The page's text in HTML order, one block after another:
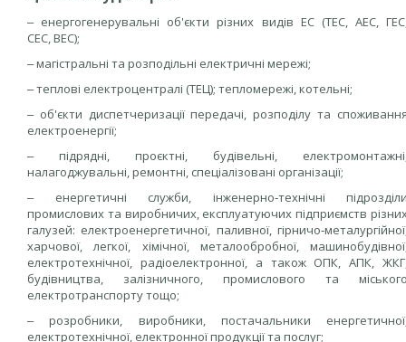
‒ енергогенерувальні об'єкти різних видів ЕС (ТЕС, АЕС,
СЕС, ВЕС);
‒ магістральні та розподільні електричні мережі;
‒ теплові електроцентралі (ТЕЦ); тепломережі, котельні;
‒ об'єкти диспетчеризації передачі, розподілу та
електроенергії;
‒ підрядні, проєктні, будівельні,
налагоджувальні, ремонтні, спеціалізовані організації;
‒ енергетичні служби, інженерно‑технічні
промислових та виробничих, експлуатуючих підприємств
галузей: електроенергетичної, паливної,
харчової, легкої, хімічної, металообробної,
електротехнічної, радіоелектронної, а також ОПК, АПК,
будівництва, залізничного, промислового та
електротранспорту тощо;
‒ розробники, виробники, постачальники
електротехнічної, електронної продукції та послуг;